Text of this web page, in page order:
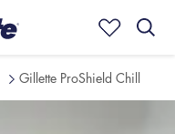
Gillette ProShield Chill